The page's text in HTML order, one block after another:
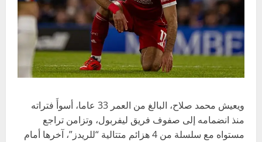
ويعيش محمد صلاح، البالغ من العمر 33 عاما، أسوأَ فتراته
منذ انضمامه إلى صفوف فريق ليفربول، وتزامن تراجع
مستواه مع سلسلة من 4 هزائم متتالية “للريدز”، آخرها أمام